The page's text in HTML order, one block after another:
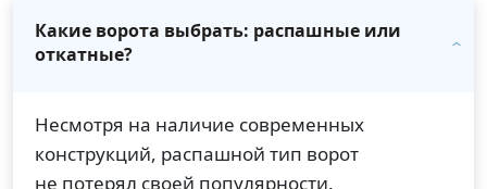
Какие ворота выбрать: распашные или
откатные?
Несмотря на наличие современных
конструкций, распашной тип ворот
не потерял своей популярности.